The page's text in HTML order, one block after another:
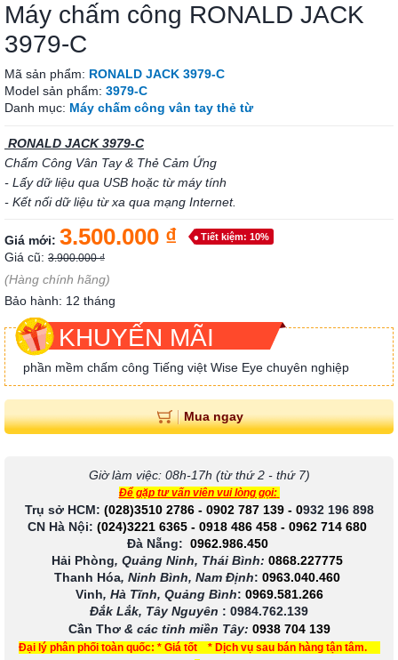
Máy chấm công RONALD JACK
3979-C
Mã sản phẩm: RONALD JACK 3979-C
Model sản phẩm: 3979-C
Danh mục: Máy chấm công vân tay thẻ từ
RONALD JACK 3979-C
Chấm Công Vân Tay & Thẻ Cảm Ứng
- Lấy dữ liệu qua USB hoặc từ máy tính
- Kết nối dữ liệu từ xa qua mạng Internet.
Giá mới: 3.500.000 ₫ Tiết kiệm: 10%
Giá cũ: 3.900.000 ₫
(Hàng chính hãng)
Bảo hành: 12 tháng
KHUYẾN MÃI
phần mềm chấm công Tiếng việt Wise Eye chuyên nghiệp
Mua ngay
Giờ làm việc: 08h-17h (từ thứ 2 - thứ 7)
Để gặp tư vấn viên vui lòng gọi:
Trụ sở HCM: (028)3510 2786 - 0902 787 139- 0932 196 898
CN Hà Nội: (024)3221 6365 - 0918 486 458 - 0962 714 680
Đà Nẵng: 0962.986.450
Hải Phòng, Quảng Ninh, Thái Bình: 0868.227775
Thanh Hóa, Ninh Bình, Nam Định: 0963.040.460
Vinh, Hà Tĩnh, Quảng Bình: 0969.581.266
Đắk Lắk, Tây Nguyên : 0984.762.139
Cần Thơ & các tỉnh miền Tây: 0938 704 139
Đại lý phân phối toàn quốc: * Giá tốt * Dịch vụ sau bán hàng tận tâm.